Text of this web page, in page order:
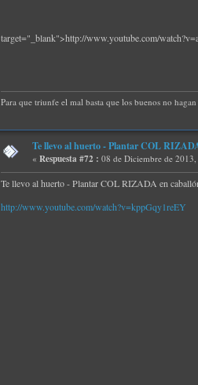
target="_blank">http://www.youtube.com/
Para que triunfe el mal basta que los buenos no
Te llevo al huerto - Plantar COL
« Respuesta #72 : 08 de Diciembre de
Te llevo al huerto - Plantar COL RIZADA en
http://www.youtube.com/watch?v=kppGqy1reEY